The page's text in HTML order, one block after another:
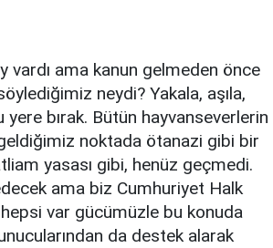
vardı ama kanun gelmeden önce
neydi? Yakala, aşıla,
yere bırak. Bütün hayvanseverlerin
noktada ötanazi gibi bir
yasası gibi, henüz geçmedi.
ama biz Cumhuriyet Halk
var gücümüzle bu konuda
da destek alarak